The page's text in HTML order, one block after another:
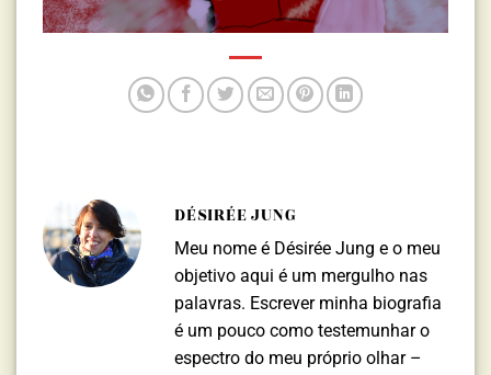
DÉSIRÉE JUNG
Meu nome é Désirée Jung e o meu
objetivo aqui é um mergulho nas
palavras. Escrever minha biografia
é um pouco como testemunhar o
espectro do meu próprio olhar –